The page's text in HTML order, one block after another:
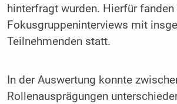
hinterfragt wurden. Hierfür fanden
Fokusgruppeninterviews mit
Teilnehmenden statt.
In der Auswertung konnte
Rollenausprägungen